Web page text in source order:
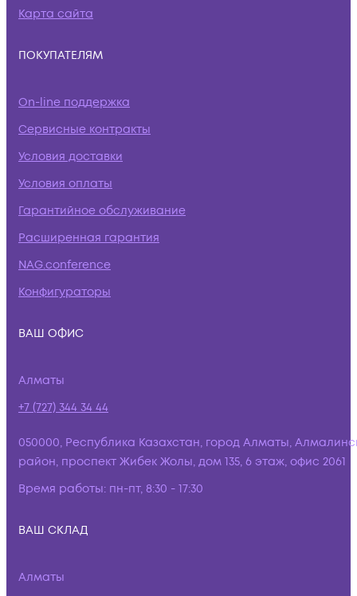
Карта сайта
ПОКУПАТЕЛЯМ
On-line поддержка
Сервисные контракты
Условия доставки
Условия оплаты
Гарантийное обслуживание
Расширенная гарантия
NAG.conference
Конфигураторы
ВАШ ОФИС
Алматы
+7 (727) 344 34 44
050000, Республика Казахстан, город Алматы,
район, проспект Жибек Жолы, дом 135, 6 этаж, офис 2061
Время работы: пн-пт, 8:30 - 17:30
ВАШ СКЛАД
Алматы